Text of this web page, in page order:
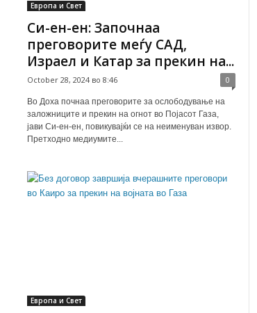
Европа и Свет
Си-ен-ен: Започнаа
преговорите меѓу САД,
Израел и Катар за прекин на...
October 28, 2024 во 8:46 0
Во Доха почнаа преговорите за ослободување на
заложниците и прекин на огнот во Појасот Газа,
јави Си-ен-ен, повикувајќи се на неименуван извор.
Претходно медиумите...
Европа и Свет